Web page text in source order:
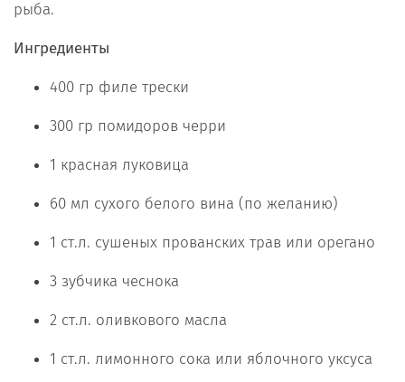
рыба.
Ингредиенты
400 гр филе трески
300 гр помидоров черри
1 красная луковица
60 мл сухого белого вина (по желанию)
1 ст.л. сушеных прованских трав или орегано
3 зубчика чеснока
2 ст.л. оливкового масла
1 ст.л. лимонного сока или яблочного уксуса